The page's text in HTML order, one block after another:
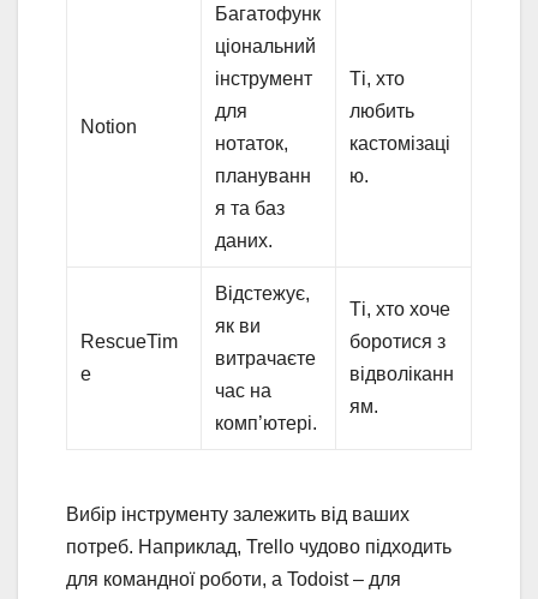
Notion
Багатофунк
ціональний
інструмент
для
нотаток,
плануванн
я та баз
даних.
Ті, хто
любить
кастомізаці
ю.
RescueTim
e
Відстежує,
як ви
витрачаєте
час на
комп’ютері.
Ті, хто хоче
боротися з
відволіканн
ям.
Вибір інструменту залежить від ваших
потреб. Наприклад, Trello чудово підходить
для командної роботи, а Todoist – для